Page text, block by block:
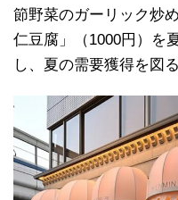
節野菜のガーリック炒
仁豆腐」（1000円）を
し、夏の需要獲得を図る